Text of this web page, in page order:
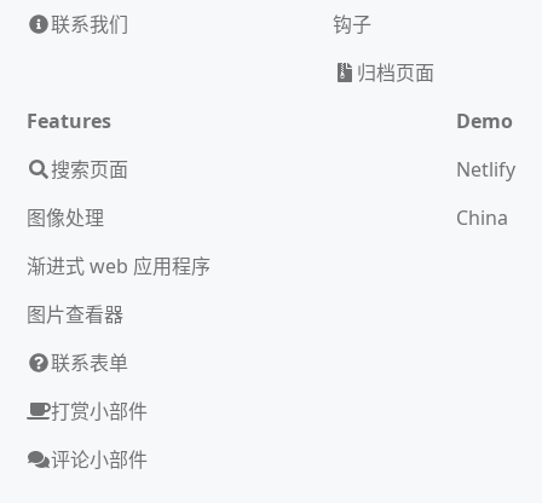
联系我们
钩子
归档页面
Features
搜索页面
图像处理
渐进式 web 应用程序
图片查看器
联系表单
打赏小部件
评论小部件
Demo
Netlify
China